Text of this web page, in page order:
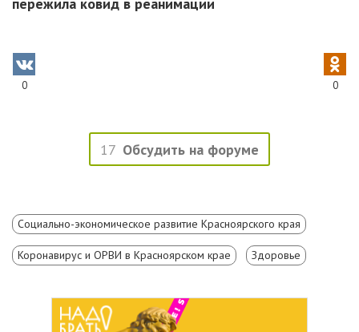
пережила ковид в реанимации
0 0
17 Обсудить на форуме
Социально-экономическое развитие Красноярского края
Коронавирус и ОРВИ в Красноярском крае Здоровье